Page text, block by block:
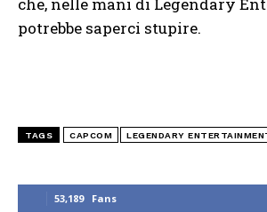
53,189 Fans
potrebbe saperci stupire.
TAGS CAPCOM LEGENDARY